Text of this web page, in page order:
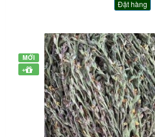
Đặt hàng
MỚI
+